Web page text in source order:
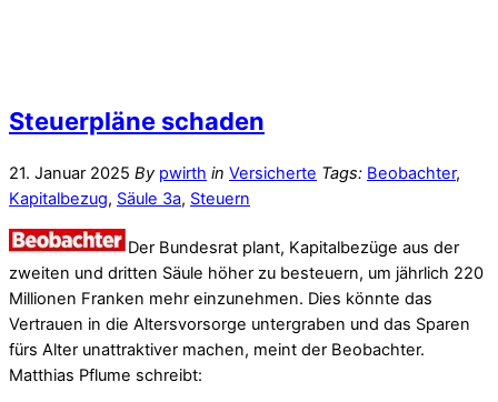
Steuerpläne schaden
21. Januar 2025 By pwirth in Versicherte Tags: Beobachter,
Kapitalbezug, Säule 3a, Steuern
Der Bundesrat plant, Kapitalbezüge aus der
zweiten und dritten Säule höher zu besteuern, um jährlich 220
Millionen Franken mehr einzunehmen. Dies könnte das
Vertrauen in die Altersvorsorge untergraben und das Sparen
fürs Alter unattraktiver machen, meint der Beobachter.
Matthias Pflume schreibt: